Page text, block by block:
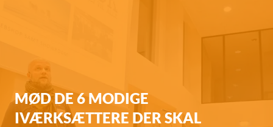
MØD DE 6 MODIGE
IVÆRKSÆTTERE DER SKAL